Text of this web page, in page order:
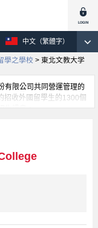
中文（繁體字）
學之學校 > 東北文教大学
有限公司共同營運管理的
招收外國留學生的1300個
生訊息。
及利用此網站。